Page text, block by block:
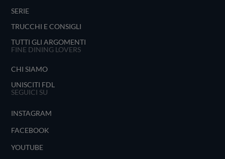
SERIE
TRUCCHI E CONSIGLI
TUTTI GLI ARGOMENTI
FINE DINING LOVERS
CHI SIAMO
UNISCITI FDL
SEGUICI SU
INSTAGRAM
FACEBOOK
YOUTUBE